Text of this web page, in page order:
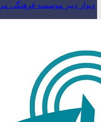
دیدار دبیر موسسه فرهنگی